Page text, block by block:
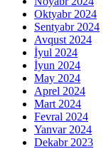
Oktyabr 2024
Sentyabr 2024
Avqust 2024
İyul 2024
İyun 2024
May 2024
Aprel 2024
Mart 2024
Fevral 2024
Yanvar 2024
Dekabr 2023